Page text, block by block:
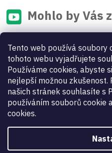
Tento web používá soubory
tohoto webu vyjadřujete
Používáme cookies, abyste
nejlepší možnou zkušenost.
našich stránek souhlasíte s
používáním souborů cookie
cookies.
s
Mohlo by Vás